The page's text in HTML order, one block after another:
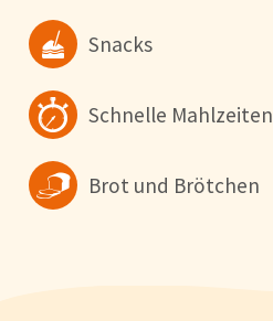
Snacks
Schnelle Mahlzeiten
Brot und Brötchen